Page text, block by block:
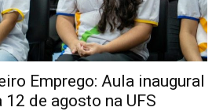
Emprego: Aula inaugural
de agosto na UFS